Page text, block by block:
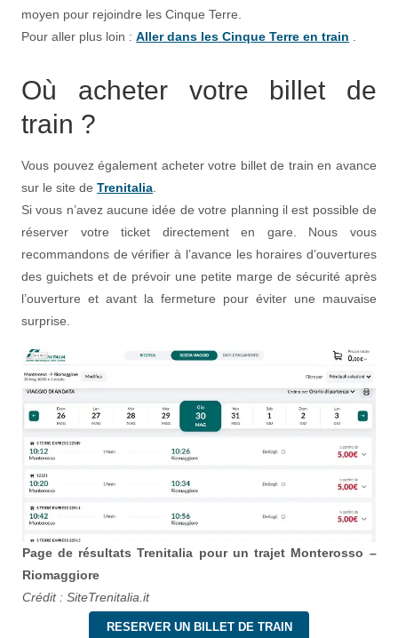
moyen pour rejoindre les Cinque Terre.
Pour aller plus loin :Aller dans les Cinque Terre en train
Où acheter votre billet de
train ?
Vous pouvez également acheter votre billet de train en avance
sur le site deTrenitalia.
Si vous n’avez aucune idée de votre planning il est possible de
réserver votre ticket directement en gare. Nous vous
recommandons de vérifier à l’avance les horaires d’ouvertures
des guichets et de prévoir une petite marge de sécurité après
l’ouverture et avant la fermeture pour éviter une mauvaise
surprise.
Page de résultats Trenitalia pour un trajet Monterosso –
Riomaggiore
Crédit : SiteTrenitalia.it
RESERVER UN BILLET DE TRAIN